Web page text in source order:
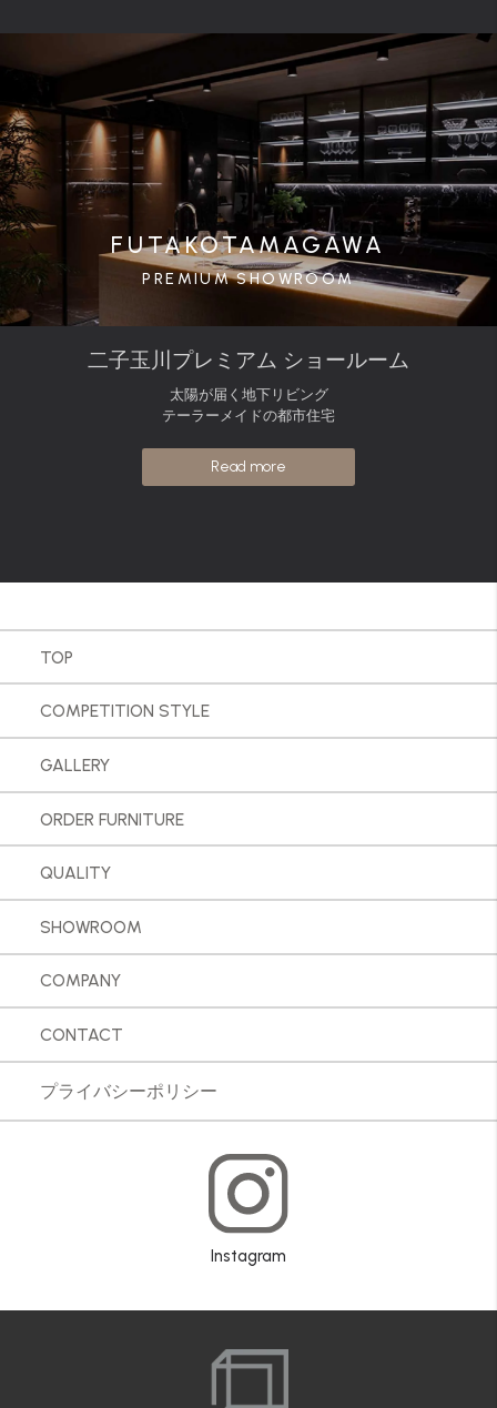
FUTAKOTAMAGAWA
PREMIUM SHOWROOM
二子玉川プレミアム ショールーム
太陽が届く地下リビング
テーラーメイドの都市住宅
Read more
TOP
COMPETITION STYLE
GALLERY
ORDER FURNITURE
QUALITY
SHOWROOM
COMPANY
CONTACT
プライバシーポリシー
Instagram